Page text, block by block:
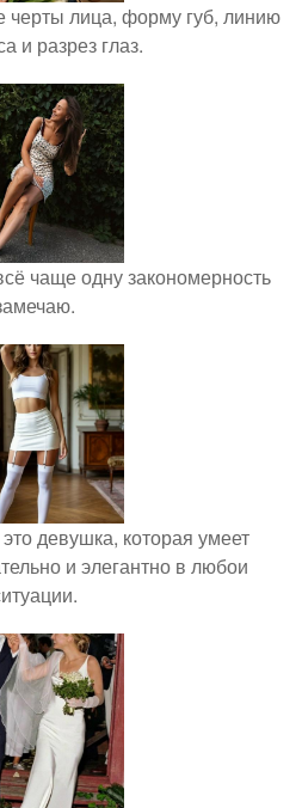
черты лица, форму губ, линию
и разрез глаз.
чаще одну закономерность
девушка, которая умеет
и элегантно в любои